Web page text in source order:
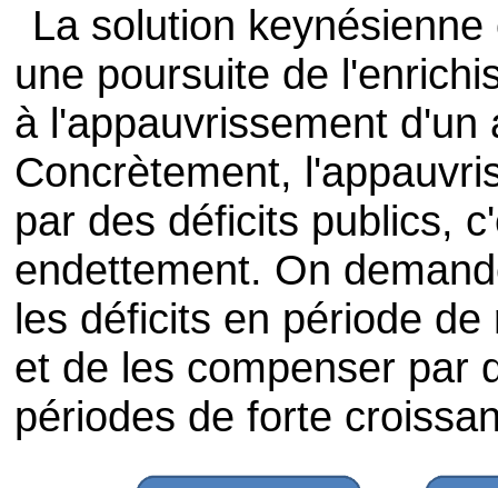
La solution
une poursuite de
à l'appauvrissement
Concrètement,
par des déficits publics,
endettement. On
les déficits en période
et de les compenser par
périodes de forte